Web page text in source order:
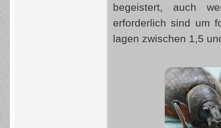
begeistert, auch
erforderlich sind um
lagen zwischen 1,5